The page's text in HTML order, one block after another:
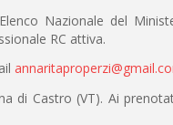
Nazionale del
RC attiva.
di Castro (VT). Ai